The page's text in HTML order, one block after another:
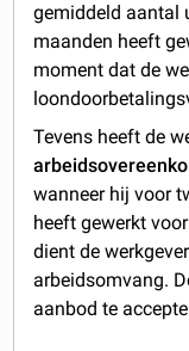
gemiddeld aantal
maanden heeft
moment dat de
Tevens heeft de
wanneer hij voor
heeft gewerkt
dient de
arbeidsomvang.
aanbod te